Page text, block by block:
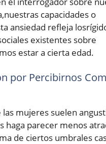
capacidades o
ansiedad refleja
existentes sobre
estar a cierta edad.
por Percibirnos
las mujeres suelen
haga parecer menos
de ciertos umbrales